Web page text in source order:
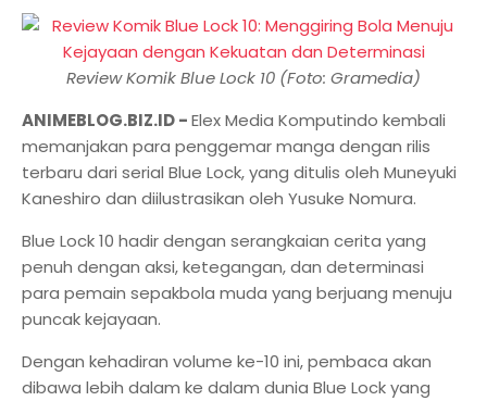
Review Komik Blue Lock 10 (Foto: Gramedia)
ANIMEBLOG.BIZ.ID -Elex Media Komputindo kembali
memanjakan para penggemar manga dengan rilis
terbaru dari serial Blue Lock, yang ditulis oleh Muneyuki
Kaneshiro dan diilustrasikan oleh Yusuke Nomura.
Blue Lock 10 hadir dengan serangkaian cerita yang
penuh dengan aksi, ketegangan, dan determinasi
para pemain sepakbola muda yang berjuang menuju
puncak kejayaan.
Dengan kehadiran volume ke-10 ini, pembaca akan
dibawa lebih dalam ke dalam dunia Blue Lock yang